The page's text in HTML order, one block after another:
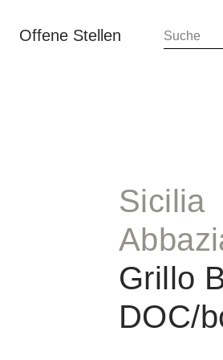
Offene Stellen
Sicilia
Grillo
DOC/